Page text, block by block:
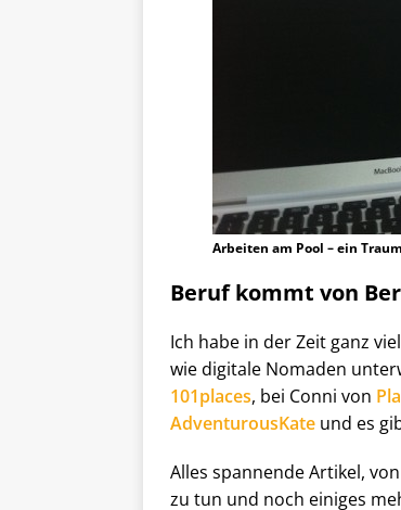
Arbeiten am Pool – ein
Beruf kommt von
Ich habe in der Zeit ganz
wie digitale Nomaden
101places, bei Conni von
AdventurousKate und es
Alles spannende Artikel,
zu tun und noch einiges